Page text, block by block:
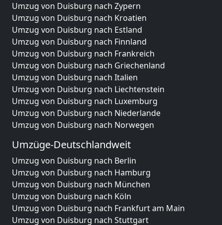
Umzug von Duisburg nach Zypern
Umzug von Duisburg nach Kroatien
Umzug von Duisburg nach Estland
Umzug von Duisburg nach Finnland
Umzug von Duisburg nach Frankreich
Umzug von Duisburg nach Griechenland
Umzug von Duisburg nach Italien
Umzug von Duisburg nach Liechtenstein
Umzug von Duisburg nach Luxemburg
Umzug von Duisburg nach Niederlande
Umzug von Duisburg nach Norwegen
Umzüge-Deutschlandweit
Umzug von Duisburg nach Berlin
Umzug von Duisburg nach Hamburg
Umzug von Duisburg nach München
Umzug von Duisburg nach Köln
Umzug von Duisburg nach Frankfurt am Main
Umzug von Duisburg nach Stuttgart